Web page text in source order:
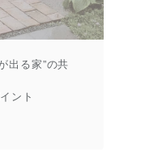
出る家”の共
ント